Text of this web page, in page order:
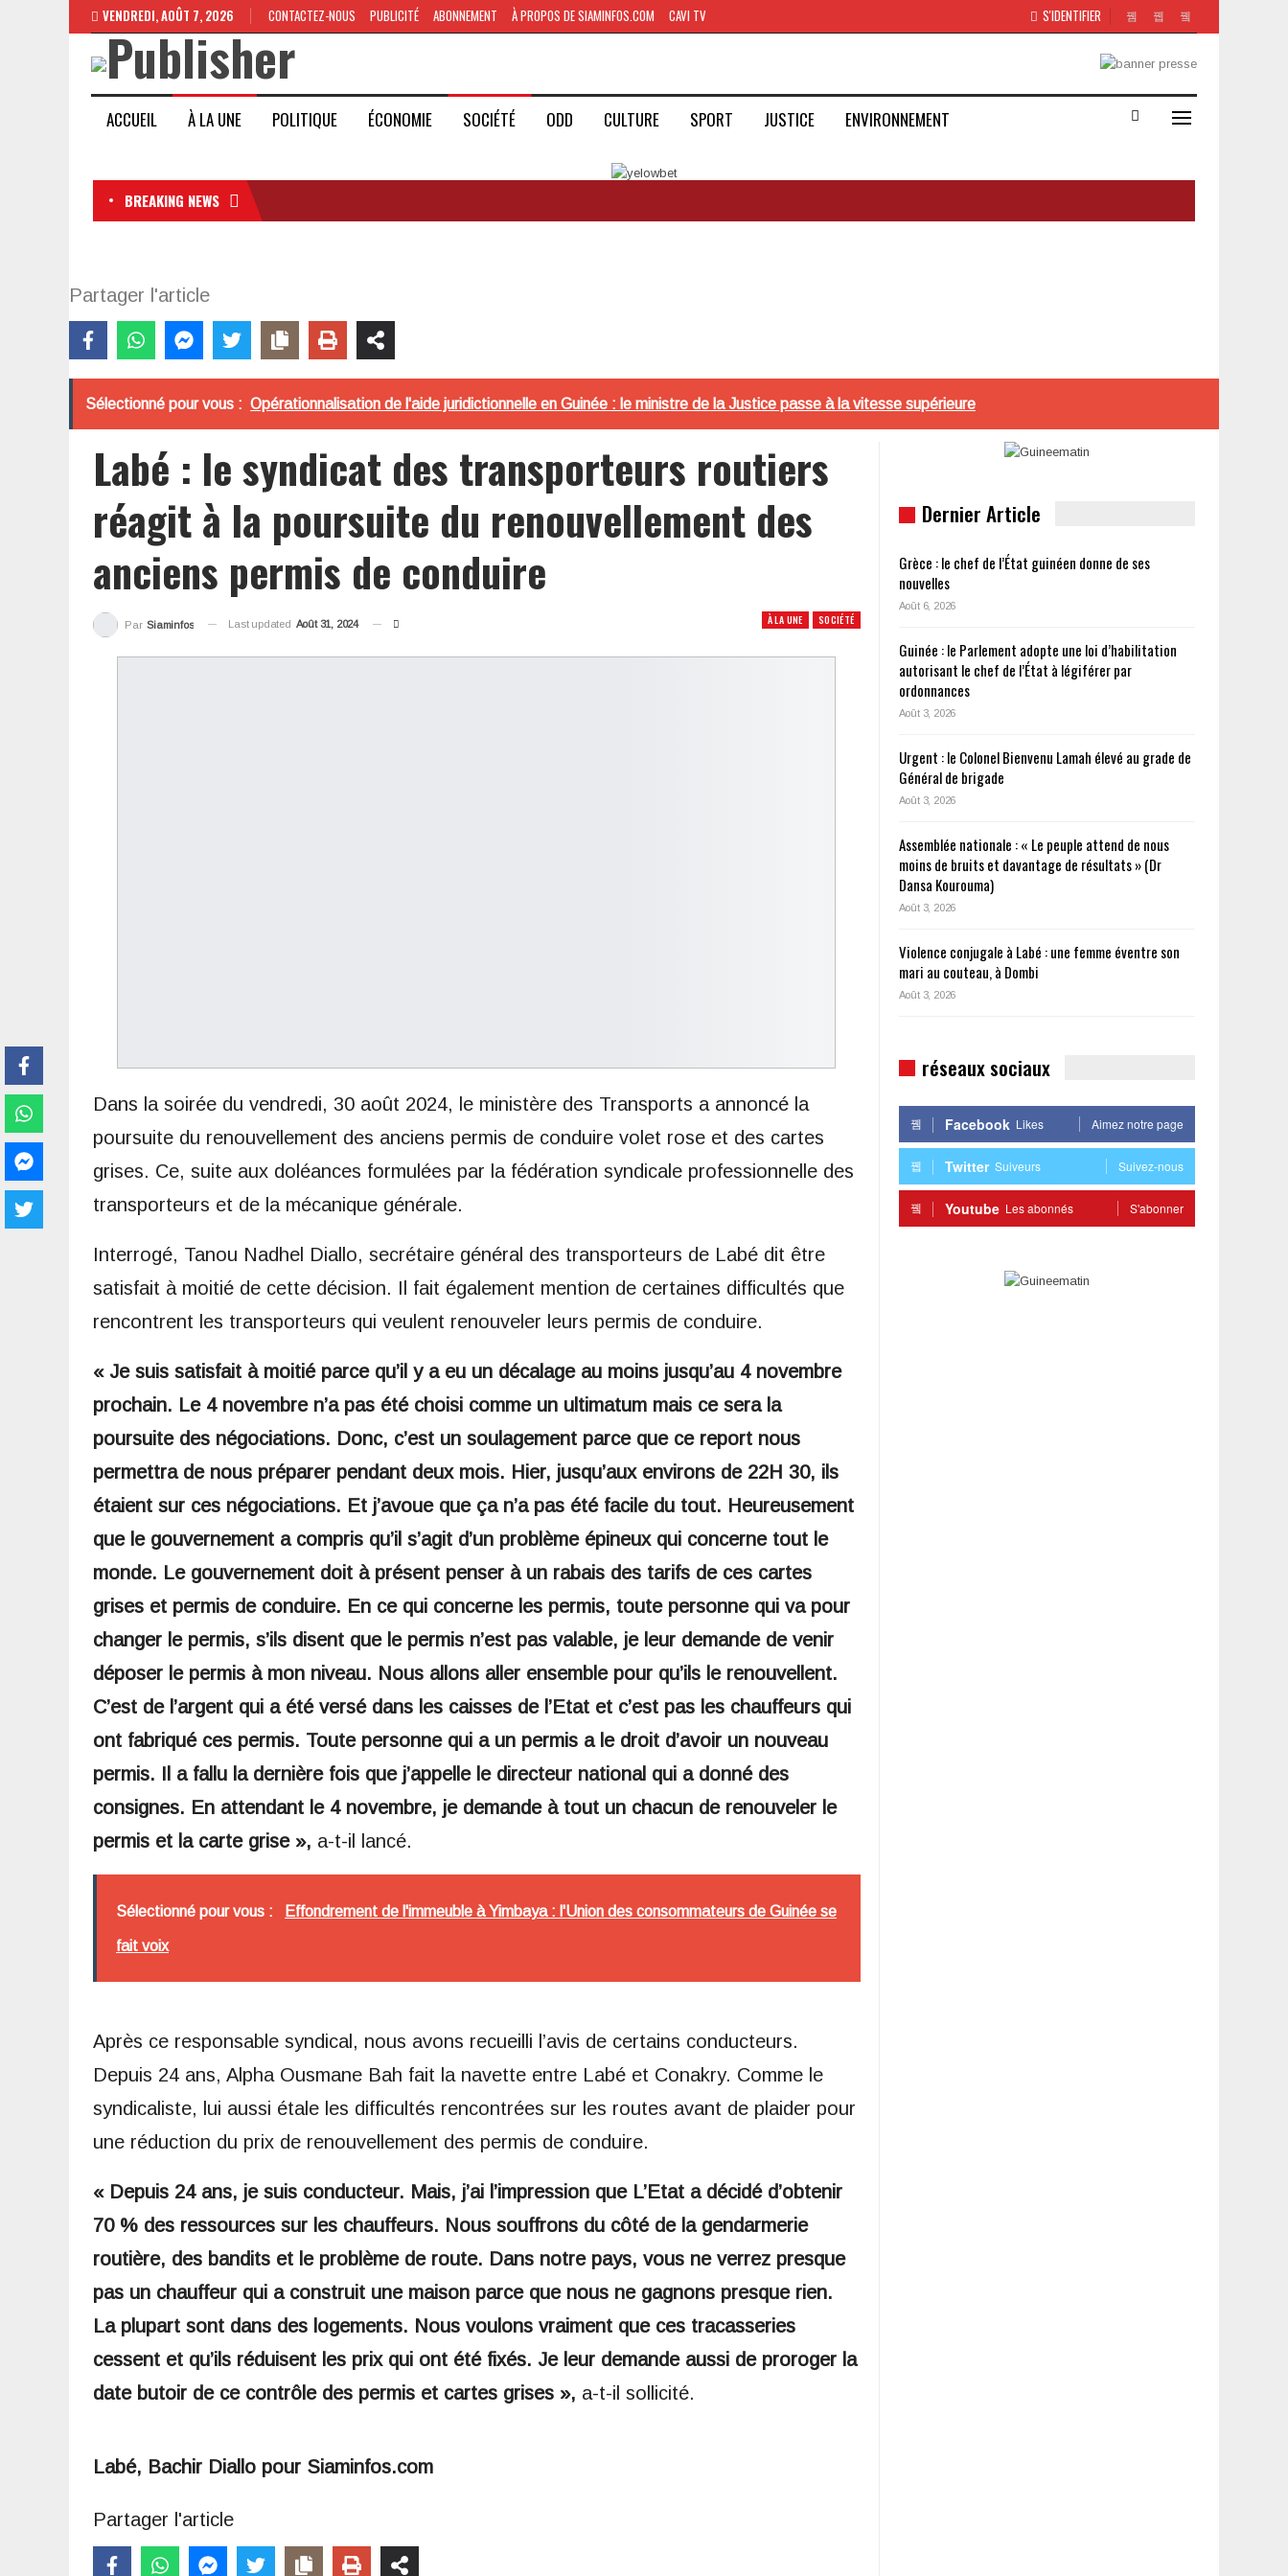
S'IDENTIFIER
VENDREDI, AOÛT 7, 2026 CONTACTEZ-NOUS PUBLICITÉ ABONNEMENT À PROPOS DE SIAMINFOS.COM CAVI TV
ACCUEIL À LA UNE POLITIQUE ÉCONOMIE SOCIÉTÉ ODD CULTURE SPORT JUSTICE ENVIRONNEMENT
BREAKING NEWS
Partager l'article
Sélectionné pour vous : Opérationnalisation de l'aide juridictionnelle en Guinée : le ministre de la Justice passe à la vitesse supérieure
Labé : le syndicat des transporteurs routiers
réagit à la poursuite du renouvellement des
anciens permis de conduire
À LA UNE SOCIÉTÉ
Par Siaminfos Last updated Août 31, 2024
Dans la soirée du vendredi, 30 août 2024, le ministère des Transports a annoncé la
poursuite du renouvellement des anciens permis de conduire volet rose et des cartes
grises. Ce, suite aux doléances formulées par la fédération syndicale professionnelle des
transporteurs et de la mécanique générale.
Interrogé, Tanou Nadhel Diallo, secrétaire général des transporteurs de Labé dit être
satisfait à moitié de cette décision. Il fait également mention de certaines difficultés que
rencontrent les transporteurs qui veulent renouveler leurs permis de conduire.
« Je suis satisfait à moitié parce qu’il y a eu un décalage au moins jusqu’au 4 novembre
prochain. Le 4 novembre n’a pas été choisi comme un ultimatum mais ce sera la
poursuite des négociations. Donc, c’est un soulagement parce que ce report nous
permettra de nous préparer pendant deux mois. Hier, jusqu’aux environs de 22H 30, ils
étaient sur ces négociations. Et j’avoue que ça n’a pas été facile du tout. Heureusement
que le gouvernement a compris qu’il s’agit d’un problème épineux qui concerne tout le
monde. Le gouvernement doit à présent penser à un rabais des tarifs de ces cartes
grises et permis de conduire. En ce qui concerne les permis, toute personne qui va pour
changer le permis, s’ils disent que le permis n’est pas valable, je leur demande de venir
déposer le permis à mon niveau. Nous allons aller ensemble pour qu’ils le renouvellent.
C’est de l’argent qui a été versé dans les caisses de l’Etat et c’est pas les chauffeurs qui
ont fabriqué ces permis. Toute personne qui a un permis a le droit d’avoir un nouveau
permis. Il a fallu la dernière fois que j’appelle le directeur national qui a donné des
consignes. En attendant le 4 novembre, je demande à tout un chacun de renouveler le
permis et la carte grise », a-t-il lancé.
Sélectionné pour vous : Effondrement de l'immeuble à Yimbaya : l'Union des consommateurs de Guinée se
fait voix
Après ce responsable syndical, nous avons recueilli l’avis de certains conducteurs.
Depuis 24 ans, Alpha Ousmane Bah fait la navette entre Labé et Conakry. Comme le
syndicaliste, lui aussi étale les difficultés rencontrées sur les routes avant de plaider pour
une réduction du prix de renouvellement des permis de conduire.
« Depuis 24 ans, je suis conducteur. Mais, j’ai l’impression que L’Etat a décidé d’obtenir
70 % des ressources sur les chauffeurs. Nous souffrons du côté de la gendarmerie
routière, des bandits et le problème de route. Dans notre pays, vous ne verrez presque
pas un chauffeur qui a construit une maison parce que nous ne gagnons presque rien.
La plupart sont dans des logements. Nous voulons vraiment que ces tracasseries
cessent et qu’ils réduisent les prix qui ont été fixés. Je leur demande aussi de proroger la
date butoir de ce contrôle des permis et cartes grises », a-t-il sollicité.
Labé, Bachir Diallo pour Siaminfos.com
Partager l'article
Dernier Article
Grèce : le chef de l’État guinéen donne de ses
nouvelles
Août 6, 2026
Guinée : le Parlement adopte une loi d’habilitation
autorisant le chef de l’État à légiférer par
ordonnances
Août 3, 2026
Urgent : le Colonel Bienvenu Lamah élevé au grade de
Général de brigade
Août 3, 2026
Assemblée nationale : « Le peuple attend de nous
moins de bruits et davantage de résultats » (Dr
Dansa Kourouma)
Août 3, 2026
Violence conjugale à Labé : une femme éventre son
mari au couteau, à Dombi
Août 3, 2026
réseaux sociaux
Facebook Likes Aimez notre page
Twitter Suiveurs Suivez-nous
Youtube Les abonnés S'abonner